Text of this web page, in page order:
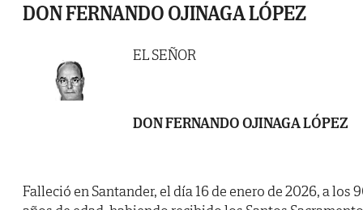
DON FERNANDO OJINAGA LÓPEZ
EL SEÑOR
DON FERNANDO OJINAGA LÓPEZ
Falleció en Santander, el día 16 de enero de 2026, a los